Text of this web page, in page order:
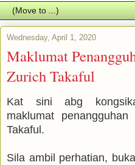
Wednesday, April 1, 2020
Maklumat
Zurich Takaful
Kat sini abg
maklumat
Takaful.
Sila ambil perhatian,